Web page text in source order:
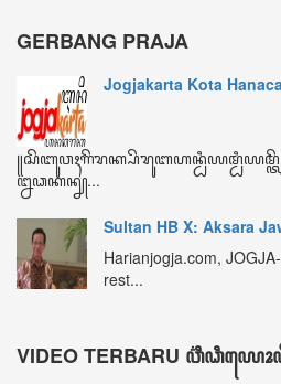
ꦏꦼꦩꦫꦶꦤ꧀ Kemarin
ꦩꦶꦁꦒꦸꦆꦤꦶ Minggu ini
ꦧꦸꦭꦤ꧀ꦆꦤꦶ Bulan ini
ꦏꦼꦱꦼꦭꦸꦫꦸꦲꦤ꧀ Keseluruhan